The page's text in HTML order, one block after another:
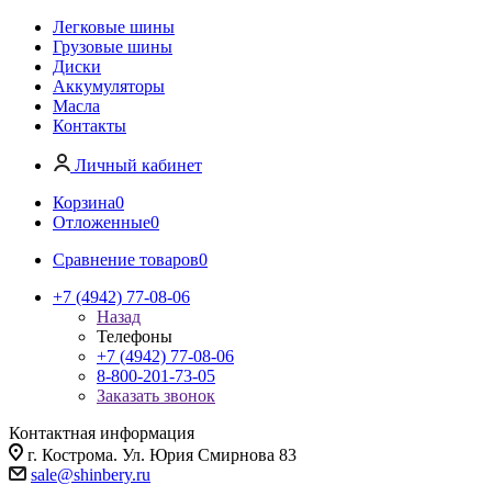
Легковые шины
Грузовые шины
Диски
Аккумуляторы
Масла
Контакты
Личный кабинет
Корзина0
Отложенные0
Сравнение товаров0
+7 (4942) 77-08-06
Назад
Телефоны
+7 (4942) 77-08-06
8-800-201-73-05
Заказать звонок
Контактная информация
г. Кострома. Ул. Юрия Смирнова 83
sale@shinbery.ru